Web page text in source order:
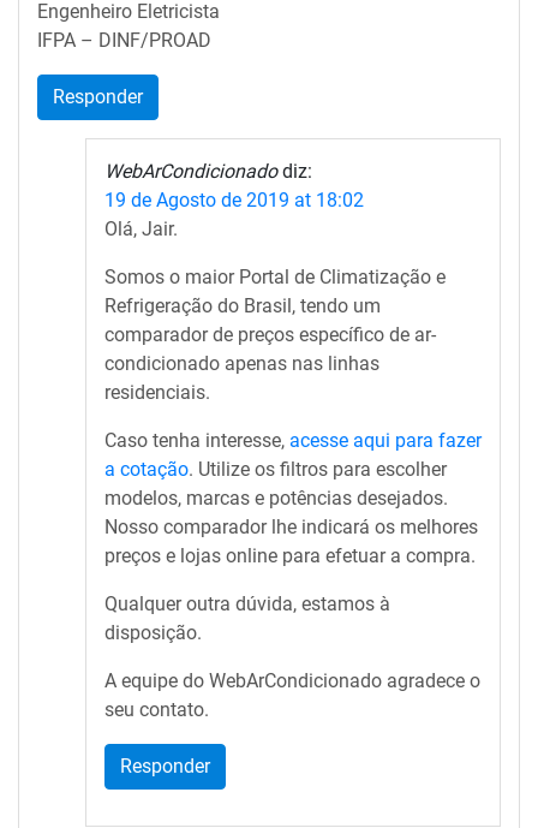
Engenheiro Eletricista
IFPA – DINF/PROAD
Responder
WebArCondicionado diz:
19 de Agosto de 2019 at 18:02
Olá, Jair.
Somos o maior Portal de Climatização e
Refrigeração do Brasil, tendo um
comparador de preços específico de ar-
condicionado apenas nas linhas
residenciais.
Caso tenha interesse, acesse aqui para fazer
a cotação. Utilize os filtros para escolher
modelos, marcas e potências desejados.
Nosso comparador lhe indicará os melhores
preços e lojas online para efetuar a compra.
Qualquer outra dúvida, estamos à
disposição.
A equipe do WebArCondicionado agradece o
seu contato.
Responder